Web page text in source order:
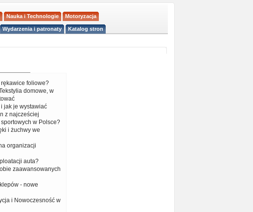
Nauka i Technologie Motoryzacja
Wydarzenia i patronaty Katalog stron
foliowe?
domowe, w
jak je wystawiać
z najcześciej
w Polsce?
i żuchwy we
organizacji
auta?
zaawansowanych
- nowe
i Nowoczesność w